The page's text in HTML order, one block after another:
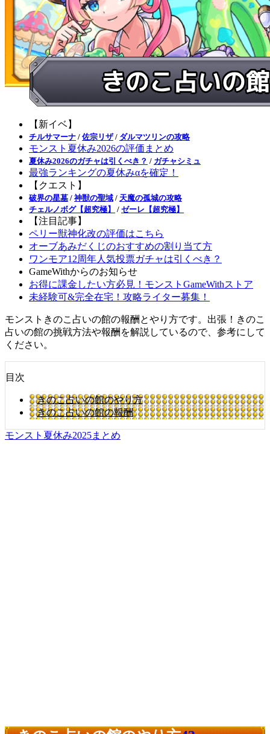
【新イベ】
チルサマーナ / 佐宗リザ/ ダルマツリンの攻略
モンスト夏休み2026の評価まとめ
夏休み2026のガチャは引くべき？ / ガチャシミュ
最強ランキングの夏休みαを確定！
【クエスト】
破界の星墓 / 神獣の聖域 / 天魔の孤城の攻略
チェルノボグ【超究極】
/ ゼーレ【超究極】
【注目記事】
ペリー獣神化改の評価はこちら
オーブあみだくじのおすすめの割り当て方
ワンモア12周年人気投票ガチャは引くべき？
GameWithからのお知らせ
お得に課金したい方必見！モンストGameWithストア
未経験可&完全在宅！攻略ライター募集！
モンストきのこ占いの館の報酬とやり方です。出張！きのこ
占いの館の挑戦方法や報酬を解説しているので、参考にして
ください。
目次
きのこ占いの館のやり方
きのこ占いの館の報酬
モンスト夏休み2025まとめ